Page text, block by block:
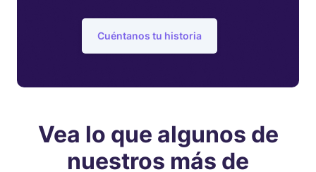
Cuéntanos tu historia
Vea lo que algunos de
nuestros más de